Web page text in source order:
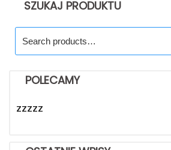
SZUKAJ PRODUKTU
for:
POLECAMY
zzzzz